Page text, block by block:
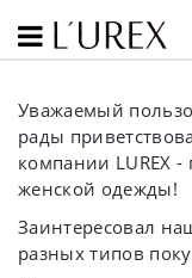
Уважаемый
рады
компании LUREX
женской одежды!
Заинтересовал
разных типов